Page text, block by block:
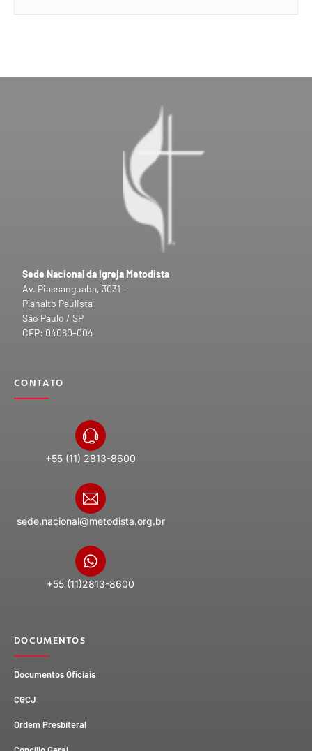
Sede Nacional da Igreja Metodista
Av. Piassanguaba, 3031 –
Planalto Paulista
São Paulo / SP
CEP: 04060-004
CONTATO
+55 (11) 2813-8600
sede.nacional@metodista.org.br
+55 (11)2813-8600
DOCUMENTOS
Documentos Oficiais
CGCJ
Ordem Presbiteral